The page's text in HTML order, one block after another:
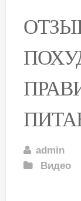
admin
Видео